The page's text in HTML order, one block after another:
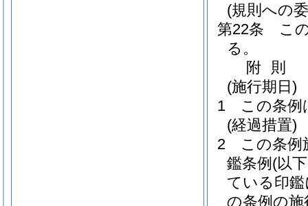
(規則への
第22条
こ
る。
附 則
(施行期日)
1
この条例
(経過措置)
2
この条例
鑑条例 (以
ている印
の条例の